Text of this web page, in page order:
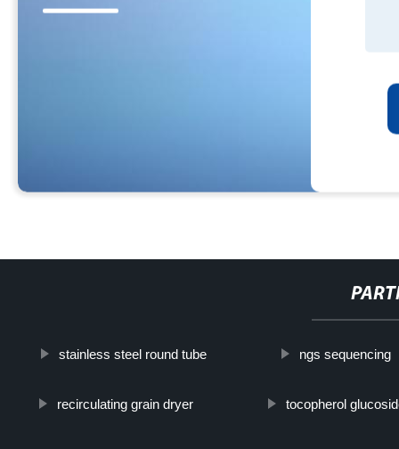
stainless steel round tube ngs sequencing
recirculating grain dryer tocopherol